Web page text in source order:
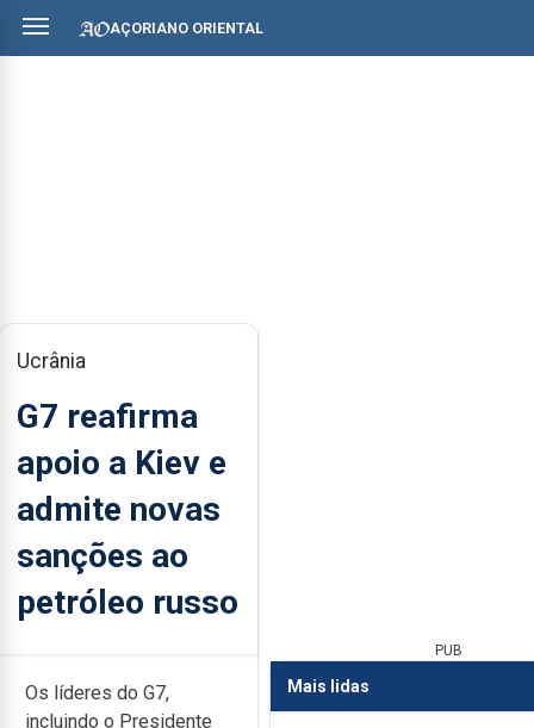
AÇORIANO ORIENTAL
Ucrânia
G7 reafirma
apoio a Kiev e
admite novas
sanções ao
petróleo russo
Os líderes do G7,
incluindo o Presidente
PUB
Mais lidas